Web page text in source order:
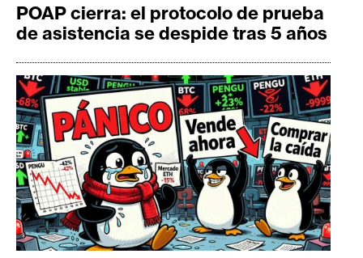
POAP cierra: el protocolo de prueba
de asistencia se despide tras 5 años